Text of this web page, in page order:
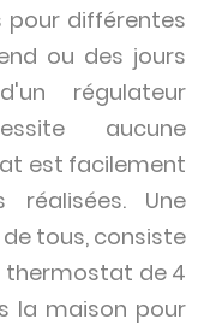
différentes
ou des jours
régulateur
aucune
est facilement
Une
tous, consiste
thermostat de 4
la maison pour